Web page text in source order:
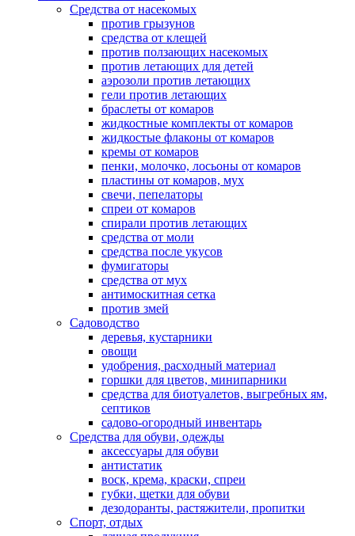
Средства от насекомых
против грызунов
средства от клещей
против ползающих насекомых
против летающих для детей
аэрозоли против летающих
гели против летающих
браслеты от комаров
жидкостные комплекты от комаров
жидкостые флаконы от комаров
кремы от комаров
пенки, молочко, лосьоны от комаров
пластины от комаров, мух
свечи, пепелаторы
спреи от комаров
спирали против летающих
средства от моли
средства после укусов
фумигаторы
средства от мух
антимоскитная сетка
против змей
Садоводство
деревья, кустарники
овощи
удобрения, расходный материал
горшки для цветов, минипарники
средства для биотуалетов, выгребных ям,
септиков
садово-огородный инвентарь
Средства для обуви, одежды
аксессуары для обуви
антистатик
воск, крема, краски, спреи
губки, щетки для обуви
дезодоранты, растяжители, пропитки
Спорт, отдых